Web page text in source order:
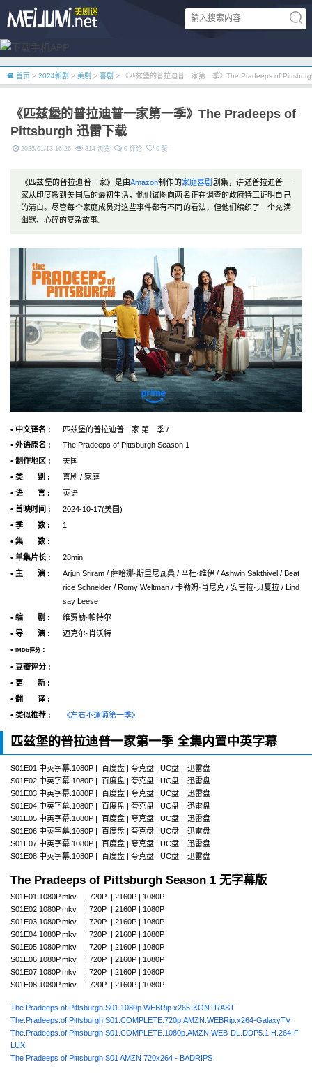
首页 > 2024新剧 > 美剧 > 喜剧 > 《匹兹堡的普拉迪普一家第一季》The Pradeeps of
《匹兹堡的普拉迪普一家第一季》The Pradeeps of
Pittsburgh 迅雷下载
2025/01/13 16:26 814 浏览 0 评论 0 赞
《匹兹堡的普拉迪普一家》是由Amazon制作的家庭喜剧 剧集，讲述普拉迪普一
家从印度搬到美国后的最初生活，他们试图向两名正在调查的政府特工证明自己
的清白。尽管每个家庭成员对这些事件都有不同的看法，但他们编织了一个充满
幽默、心碎的复杂故事。
• 中文译名 :
匹兹堡的普拉迪普一家 第一季 /
• 外语原名 :
The Pradeeps of Pittsburgh Season 1
• 制作地区 :
美国
• 类 别 :
喜剧 / 家庭
• 语 言 :
英语
• 首映时间 :
2024-10-17(美国)
• 季 数 :
1
• 集 数 :
• 单集片长 :
28min
• 主 演 :
Arjun Sriram / 萨哈娜·斯里尼瓦桑 / 辛杜·维伊 / Ashwin Sakthivel / Beat
rice Schneider / Romy Weltman / 卡勒姆·肖尼克 / 安吉拉·贝夏拉 / Lind
say Leese
• 编 剧 :
维贾勒·帕特尔
• 导 演 :
迈克尔·肖沃特
• IMDb评分 :
• 豆瓣评分 :
• 更 新 :
• 翻 译 :
• 类似推荐 :
《左右不逢源第一季》
匹兹堡的普拉迪普一家第一季 全集内置中英字幕
S01E01.中英字幕.1080P | 百度盘 | 夸克盘 | UC盘 | 迅雷盘
S01E02.中英字幕.1080P | 百度盘 | 夸克盘 | UC盘 | 迅雷盘
S01E03.中英字幕.1080P | 百度盘 | 夸克盘 | UC盘 | 迅雷盘
S01E04.中英字幕.1080P | 百度盘 | 夸克盘 | UC盘 | 迅雷盘
S01E05.中英字幕.1080P | 百度盘 | 夸克盘 | UC盘 | 迅雷盘
S01E06.中英字幕.1080P | 百度盘 | 夸克盘 | UC盘 | 迅雷盘
S01E07.中英字幕.1080P | 百度盘 | 夸克盘 | UC盘 | 迅雷盘
S01E08.中英字幕.1080P | 百度盘 | 夸克盘 | UC盘 | 迅雷盘
The Pradeeps of Pittsburgh Season 1 无字幕版
S01E01.1080P.mkv | 720P | 2160P | 1080P
S01E02.1080P.mkv | 720P | 2160P | 1080P
S01E03.1080P.mkv | 720P | 2160P | 1080P
S01E04.1080P.mkv | 720P | 2160P | 1080P
S01E05.1080P.mkv | 720P | 2160P | 1080P
S01E06.1080P.mkv | 720P | 2160P | 1080P
S01E07.1080P.mkv | 720P | 2160P | 1080P
S01E08.1080P.mkv | 720P | 2160P | 1080P
The.Pradeeps.of.Pittsburgh.S01.1080p.WEBRip.x265-KONTRAST
The.Pradeeps.of.Pittsburgh.S01.COMPLETE.720p.AMZN.WEBRip.x264-GalaxyTV
The.Pradeeps.of.Pittsburgh.S01.COMPLETE.1080p.AMZN.WEB-DL.DDP5.1.H.264-F
LUX
The Pradeeps of Pittsburgh S01 AMZN 720x264 - BADRIPS